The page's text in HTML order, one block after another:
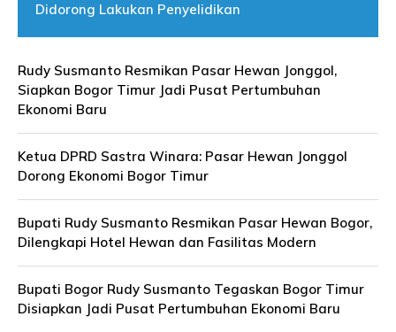
Didorong Lakukan Penyelidikan
Rudy Susmanto Resmikan Pasar Hewan Jonggol,
Siapkan Bogor Timur Jadi Pusat Pertumbuhan
Ekonomi Baru
Ketua DPRD Sastra Winara: Pasar Hewan Jonggol
Dorong Ekonomi Bogor Timur
Bupati Rudy Susmanto Resmikan Pasar Hewan Bogor,
Dilengkapi Hotel Hewan dan Fasilitas Modern
Bupati Bogor Rudy Susmanto Tegaskan Bogor Timur
Disiapkan Jadi Pusat Pertumbuhan Ekonomi Baru